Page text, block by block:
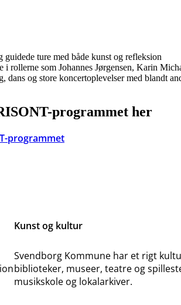
ture med både kunst og refleksion
i rollerne som Johannes Jørgensen, Karin
og store koncertoplevelser med blandt
programmet her
programmet
Kunst og kultur
Svendborg Kommune har et rigt
biblioteker, museer, teatre og
musikskole og lokalarkiver.